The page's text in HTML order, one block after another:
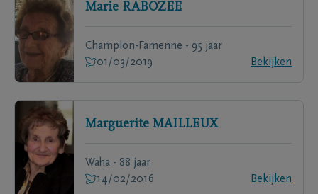
Marie RABOZEE
Champlon-Famenne - 95 jaar
01/03/2019
Bekijken
Marguerite MAILLEUX
Waha - 88 jaar
14/02/2016
Bekijken